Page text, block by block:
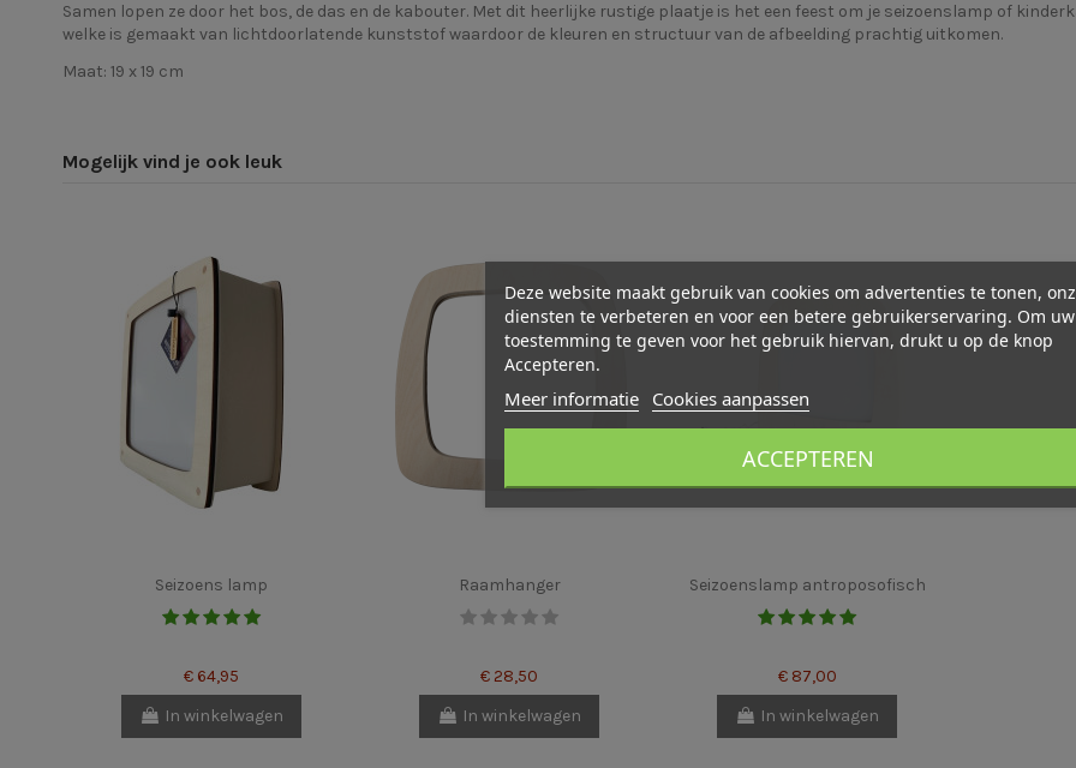
Samen lopen ze door het bos, de das en de kabouter. Met dit heerlijke rustige plaatje is het een feest om je seizoenslamp of
welke is gemaakt van lichtdoorlatende kunststof waardoor de kleuren en structuur van de afbeelding prachtig uitkomen.
Maat: 19 x 19 cm
Mogelijk vind je ook leuk
Seizoens lamp
€ 64,95
In winkelwagen
Raamhanger
€ 28,50
In winkelwagen
Seizoenslamp antroposofisch
€ 87,00
In winkelwagen
Deze website maakt gebruik van cookies om advertenties te tonen,
diensten te verbeteren en voor een betere gebruikerservaring. Om uw
toestemming te geven voor het gebruik hiervan, drukt u op de knop
Accepteren.
Meer informatie Cookies aanpassen
ACCEPTEREN